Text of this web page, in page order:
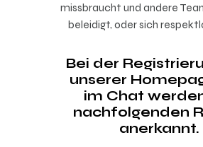
missbraucht und andere
beleidigt, oder sich
Bei der
unserer
im Chat
nachfolgenden
anerkannt.